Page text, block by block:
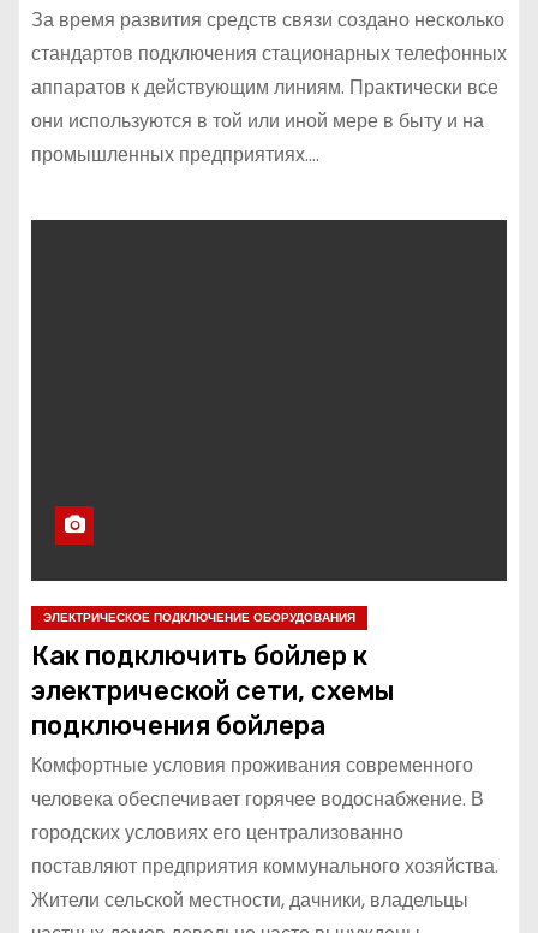
За время развития средств связи создано несколько
стандартов подключения стационарных телефонных
аппаратов к действующим линиям. Практически все
они используются в той или иной мере в быту и на
промышленных предприятиях.…
ЭЛЕКТРИЧЕСКОЕ ПОДКЛЮЧЕНИЕ ОБОРУДОВАНИЯ
Как подключить бойлер к
электрической сети, схемы
подключения бойлера
Комфортные условия проживания современного
человека обеспечивает горячее водоснабжение. В
городских условиях его централизованно
поставляют предприятия коммунального хозяйства.
Жители сельской местности, дачники, владельцы